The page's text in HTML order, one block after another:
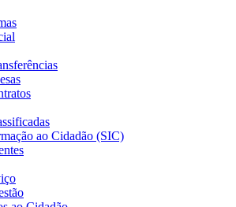
ao Cidadão (SIC)